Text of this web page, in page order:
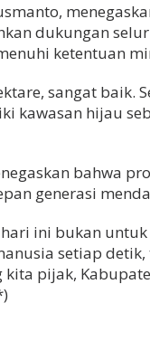
dukungan
ketentuan
sangat baik.
kawasan hijau
bahwa
generasi
ini bukan
setiap
pijak,